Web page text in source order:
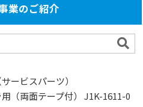
業のご紹介
ービスパーツ）
（両面テープ付） J1K-1611-0